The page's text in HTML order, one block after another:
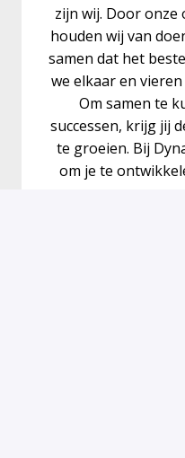
zijn wij. Door
houden wij van
samen dat het
we elkaar en vieren
Om samen te
successen, krijg jij
te groeien. Bij
om je te